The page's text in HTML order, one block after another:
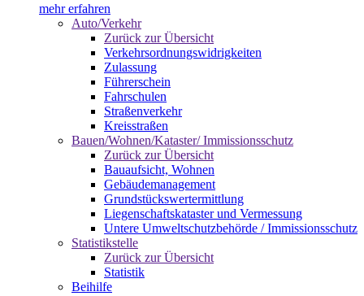
mehr erfahren
Auto/Verkehr
Zurück zur Übersicht
Verkehrsordnungswidrigkeiten
Zulassung
Führerschein
Fahrschulen
Straßenverkehr
Kreisstraßen
Bauen/Wohnen/Kataster/ Immissionsschutz
Zurück zur Übersicht
Bauaufsicht, Wohnen
Gebäudemanagement
Grundstückswertermittlung
Liegenschaftskataster und Vermessung
Untere Umweltschutzbehörde / Immissionsschutz
Statistikstelle
Zurück zur Übersicht
Statistik
Beihilfe